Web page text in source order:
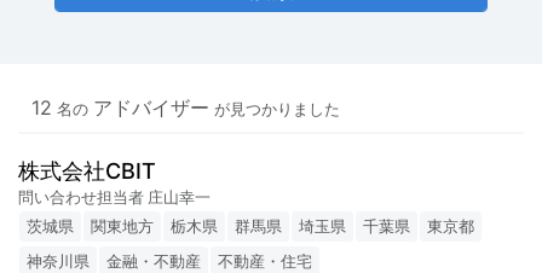
12 名の アドバイザー が見つかりました
株式会社CBIT
問い合わせ担当者 庄山幸一
茨城県
関東地方 栃木県 群馬県 埼玉県 千葉県
東京都
神奈川県
金融・不動産 不動産・住宅